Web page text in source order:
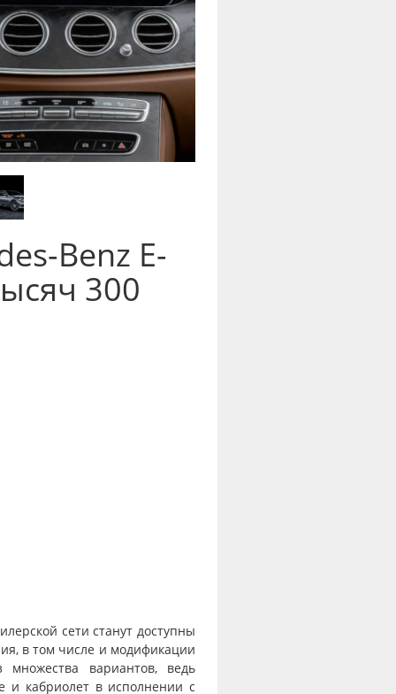
Benz E-
300
сети станут доступны
в том числе и модификации
вариантов, ведь
и кабриолет в исполнении с